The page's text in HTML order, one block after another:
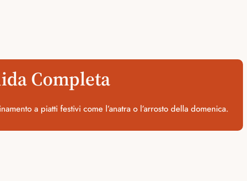
Completa
a piatti festivi come l’anatra o l’arrosto della domenica.